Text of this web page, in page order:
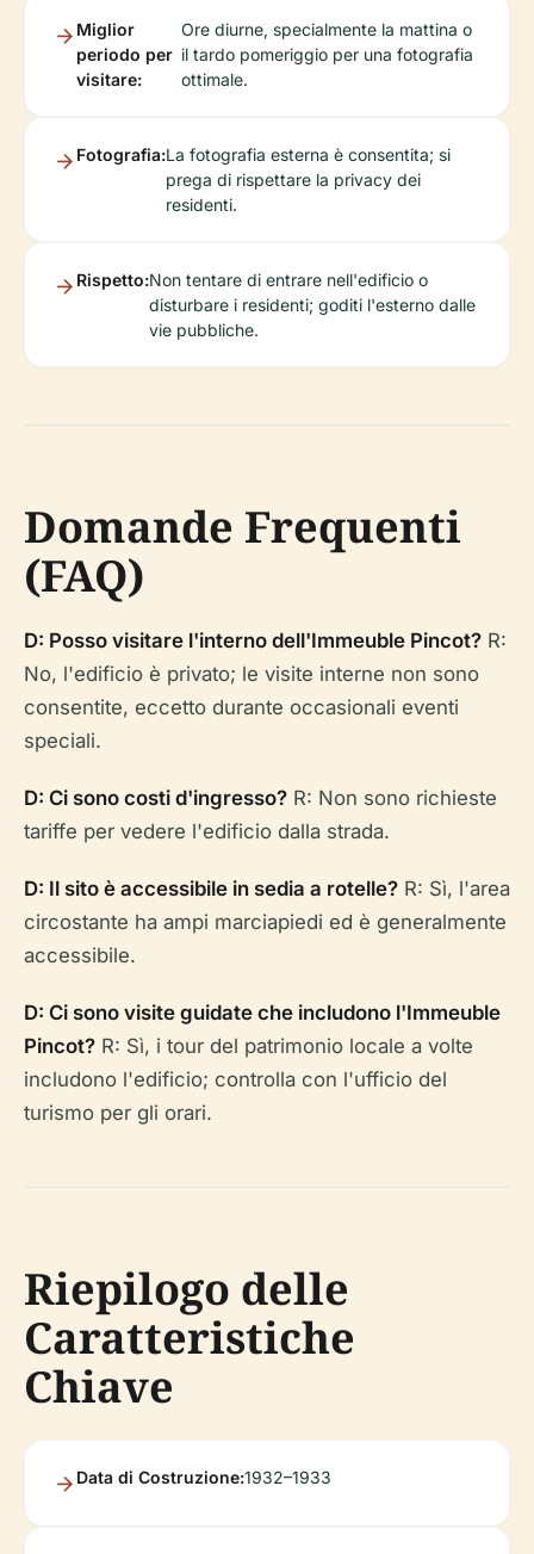
Miglior
periodo per
visitare:
Ore diurne, specialmente la mattina o
il tardo pomeriggio per una fotografia
ottimale.
Fotografia:La fotografia esterna è consentita; si
prega di rispettare la privacy dei
residenti.
Rispetto:Non tentare di entrare nell'edificio o
disturbare i residenti; goditi l'esterno dalle
vie pubbliche.
Domande Frequenti
(FAQ)
D: Posso visitare l'interno dell'Immeuble Pincot? R:
No, l'edificio è privato; le visite interne non sono
consentite, eccetto durante occasionali eventi
speciali.
D: Ci sono costi d'ingresso? R: Non sono richieste
tariffe per vedere l'edificio dalla strada.
D: Il sito è accessibile in sedia a rotelle? R: Sì, l'area
circostante ha ampi marciapiedi ed è generalmente
accessibile.
D: Ci sono visite guidate che includono l'Immeuble
Pincot? R: Sì, i tour del patrimonio locale a volte
includono l'edificio; controlla con l'ufficio del
turismo per gli orari.
Riepilogo delle
Caratteristiche
Chiave
Data di Costruzione:1932–1933